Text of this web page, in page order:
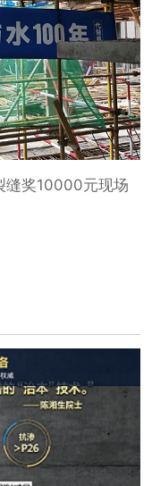
缝奖10000元现场